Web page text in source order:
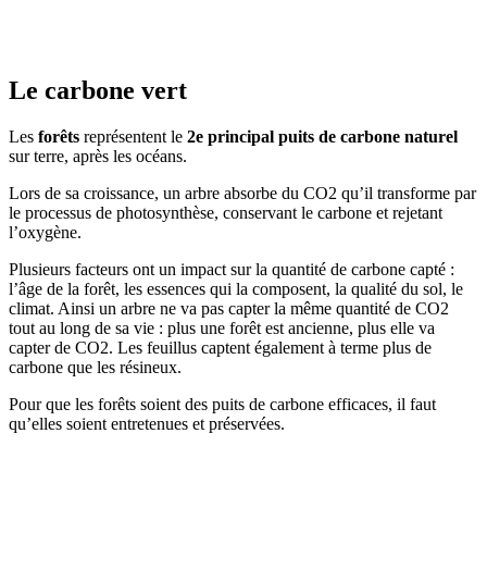
Le carbone vert
Les forêts représentent le 2e principal puits de carbone naturel
sur terre, après les océans.
Lors de sa croissance, un arbre absorbe du CO2 qu’il transforme par
le processus de photosynthèse, conservant le carbone et rejetant
l’oxygène.
Plusieurs facteurs ont un impact sur la quantité de carbone capté :
l’âge de la forêt, les essences qui la composent, la qualité du sol, le
climat. Ainsi un arbre ne va pas capter la même quantité de CO2
tout au long de sa vie : plus une forêt est ancienne, plus elle va
capter de CO2. Les feuillus captent également à terme plus de
carbone que les résineux.
Pour que les forêts soient des puits de carbone efficaces, il faut
qu’elles soient entretenues et préservées.